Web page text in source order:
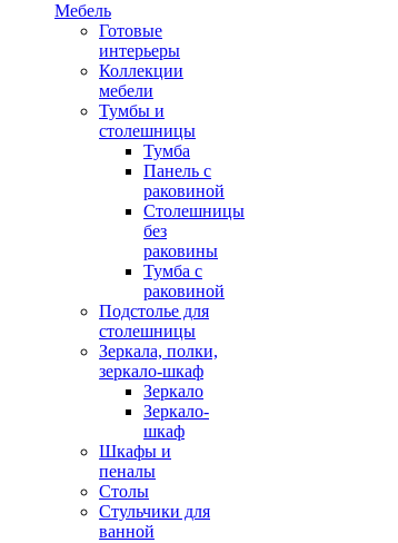
Мебель
Готовые
интерьеры
Коллекции
мебели
Тумбы и
столешницы
Тумба
Панель с
раковиной
Столешницы
без
раковины
Тумба с
раковиной
Подстолье для
столешницы
Зеркала, полки,
зеркало-шкаф
Зеркало
Зеркало-
шкаф
Шкафы и
пеналы
Столы
Стульчики для
ванной